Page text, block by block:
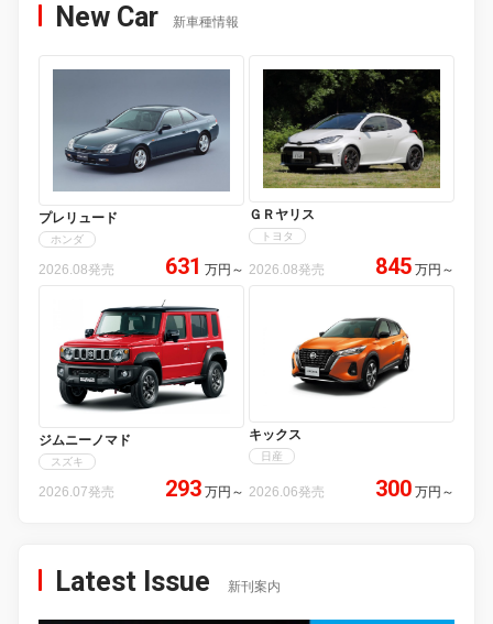
New Car 新車種情報
プレリュード
ホンダ
2026.08発売 631 万円 ～
ＧＲヤリス
トヨタ
2026.08発売 845 万円 ～
ジムニーノマド
スズキ
2026.07発売 293 万円 ～
キックス
日産
2026.06発売 300 万円 ～
Latest Issue 新刊案内